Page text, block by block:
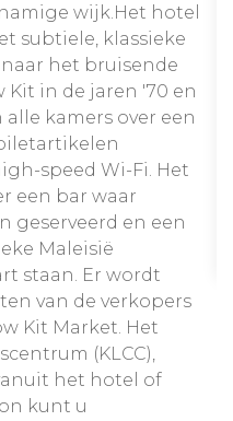
wijk.Het hotel
subtiele, klassieke
het bruisende
Kit in de jaren '70 en
kamers over een
speed Wi-Fi. Het
een bar waar
geserveerd en een
Maleisië
staan. Er wordt
van de verkopers
Kit Market. Het
(KLCC),
het hotel of
kunt u